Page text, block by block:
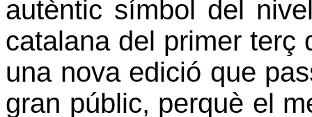
autèntic símbol del
catalana del primer terç
una nova edició que
gran públic, perquè el